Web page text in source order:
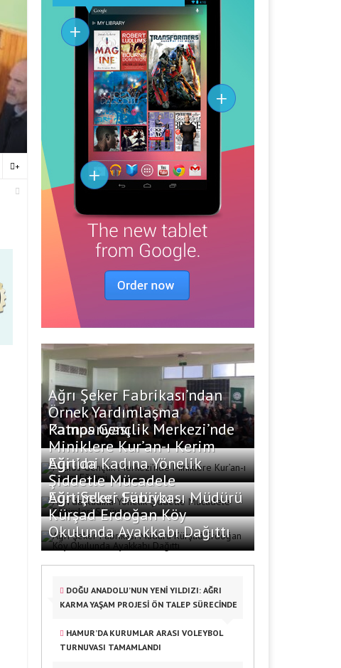
+
Ağrı Şeker Fabrikası’ndan
Örnek Yardımlaşma
Kampanyası
Patnos Gençlik Merkezi’nde
Miniklere Kur’an-ı Kerim
Eğitimi
Ağrı’da Kadına Yönelik
Şiddetle Mücadele
Eğitimleri Sürüyor
Ağrı Şeker Fabrikası Müdürü
Kürşad Erdoğan Köy
Okulunda Ayakkabı Dağıttı
DOĞU ANADOLU’NUN YENİ YILDIZI: AĞRI
KARMA YAŞAM PROJESİ ÖN TALEP SÜRECİNDE
HAMUR’DA KURUMLAR ARASI VOLEYBOL
TURNUVASI TAMAMLANDI